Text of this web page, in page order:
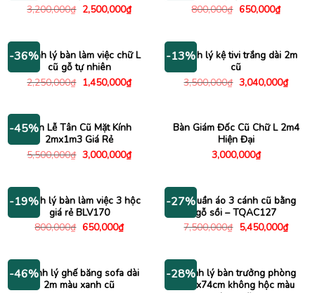
3,200,000₫ Giá
gốc
2,500,000₫Giá
hiện
2,500,000₫.
800,000₫ Giá
650,000₫Giá
hiện
-36%
Thanh lý bàn làm việc chữ L
cũ gỗ tự nhiên
2,250,000₫ Giá
gốc
1,450,000₫Giá
hiện
-13%
Thanh lý kệ tivi trắng dài 2m
cũ
3,500,000₫ Giá
gốc
3,040,000₫Giá
hiện
-45%Bàn Lễ Tân Cũ Mặt Kính
2mx1m3 Giá Rẻ
5,500,000₫ Giá
gốc
3,000,000₫Giá
hiện
3,000,000₫.
Bàn Giám Đốc Cũ Chữ L 2m4
Hiện Đại
3,000,000₫
-19%
Thanh lý bàn làm việc 3 hộc
giá rẻ BLV170
800,000₫ Giá
650,000₫Giá
hiện
650,000₫.
-27%
Tủ quần áo 3 cánh cũ bằng
gỗ sồi – TQAC127
7,500,000₫ Giá
gốc
5,450,000₫Giá
hiện
-46%
Thanh lý ghế băng sofa dài
2m màu xanh cũ
-28%
Thanh lý bàn trưởng phòng
1m6x74cm không hộc màu